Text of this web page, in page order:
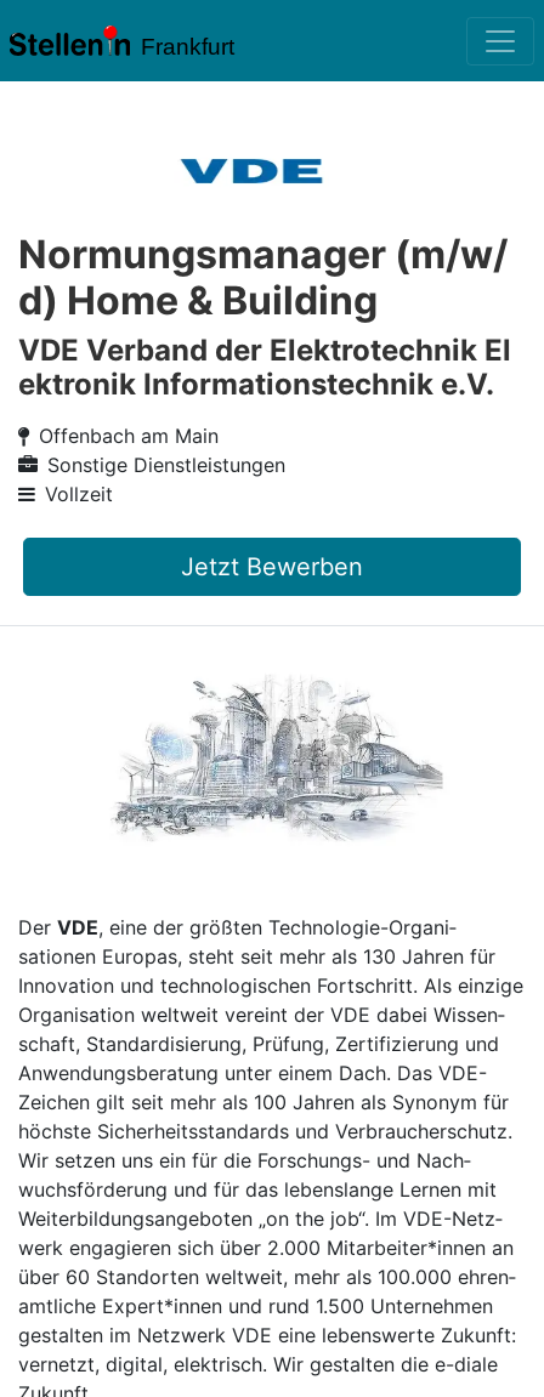
Frankfurt
Normungsmanager (m/w/
d) Home & Building
VDE Verband der Elektrotechnik El
ektronik Informationstechnik e.V.
Offenbach am Main
Sonstige Dienstleistungen
Vollzeit
Jetzt Bewerben
Der VDE, eine der größten Techno­logie-Organi­
sationen Europas, steht seit mehr als 130 Jahren für
Inno­vation und techno­lo­gischen Fort­schritt. Als einzige
Organi­sation welt­weit vereint der VDE dabei Wissen­
schaft, Stan­dardi­sierung, Prü­fung, Zerti­fi­zierung und
Anwendungs­beratung unter einem Dach. Das VDE-
Zeichen gilt seit mehr als 100 Jahren als Syno­nym für
höchste Sicher­heits­stan­dards und Ver­braucher­schutz.
Wir setzen uns ein für die For­schungs- und Nach­
wuchs­förderung und für das lebens­lange Lernen mit
Weiter­bildungs­angeboten „on the job“. Im VDE-Netz­
werk enga­gieren sich über 2.000 Mitarbei­ter*innen an
über 60 Stand­orten welt­weit, mehr als 100.000 ehren­
amt­liche Expert*innen und rund 1.500 Unter­nehmen
gestal­ten im Netz­werk VDE eine lebens­werte Zukunft:
ver­netzt, digi­tal, elek­trisch. Wir gestalten die e-diale